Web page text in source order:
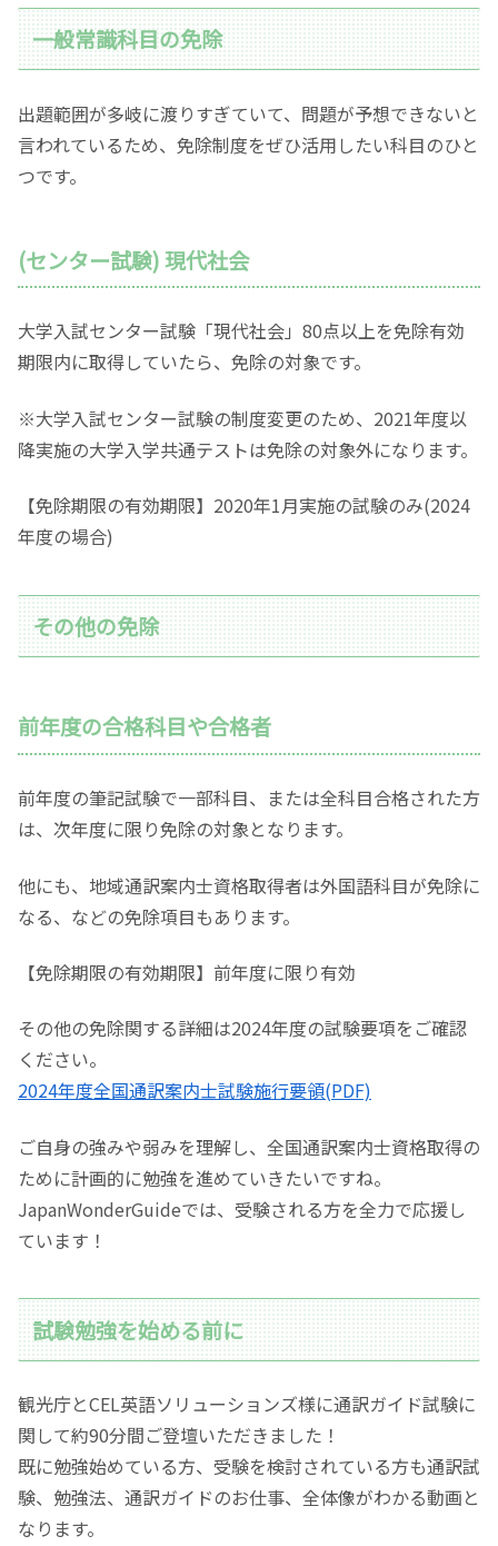
一般常識科目の免除
出題範囲が多岐に渡りすぎていて、問題が予想できないと
言われているため、免除制度をぜひ活用したい科目のひと
つです。
(センター試験) 現代社会
大学入試センター試験「現代社会」80点以上を免除有効
期限内に取得していたら、免除の対象です。
※大学入試センター試験の制度変更のため、2021年度以
降実施の大学入学共通テストは免除の対象外になります。
【免除期限の有効期限】2020年1月実施の試験のみ(2024
年度の場合)
その他の免除
前年度の合格科目や合格者
前年度の筆記試験で一部科目、または全科目合格された方
は、次年度に限り免除の対象となります。
他にも、地域通訳案内士資格取得者は外国語科目が免除に
なる、などの免除項目もあります。
【免除期限の有効期限】前年度に限り有効
その他の免除関する詳細は2024年度の試験要項をご確認
ください。
2024年度全国通訳案内士試験施行要領(PDF)
ご自身の強みや弱みを理解し、全国通訳案内士資格取得の
ために計画的に勉強を進めていきたいですね。
JapanWonderGuideでは、受験される方を全力で応援し
ています！
試験勉強を始める前に
観光庁とCEL英語ソリューションズ様に通訳ガイド試験に
関して約90分間ご登壇いただきました！
既に勉強始めている方、受験を検討されている方も通訳試
験、勉強法、通訳ガイドのお仕事、全体像がわかる動画と
なります。